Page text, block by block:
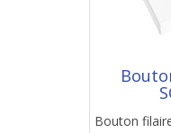
Bouton